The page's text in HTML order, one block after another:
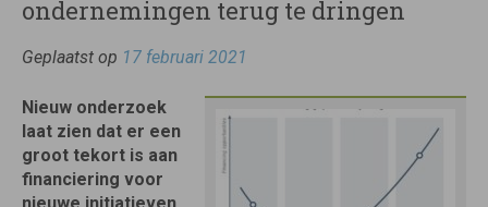
ondernemingen terug te dringen
Geplaatst op 17 februari 2021
Nieuw onderzoek
laat zien dat er een
groot tekort is aan
financiering voor